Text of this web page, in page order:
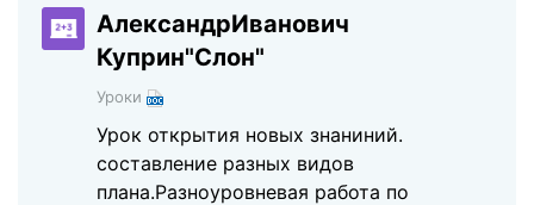
АлександрИванович
Куприн"Слон"
Уроки
Урок открытия новых знаниний.
составление разных видов
плана.Разноуровневая работа по